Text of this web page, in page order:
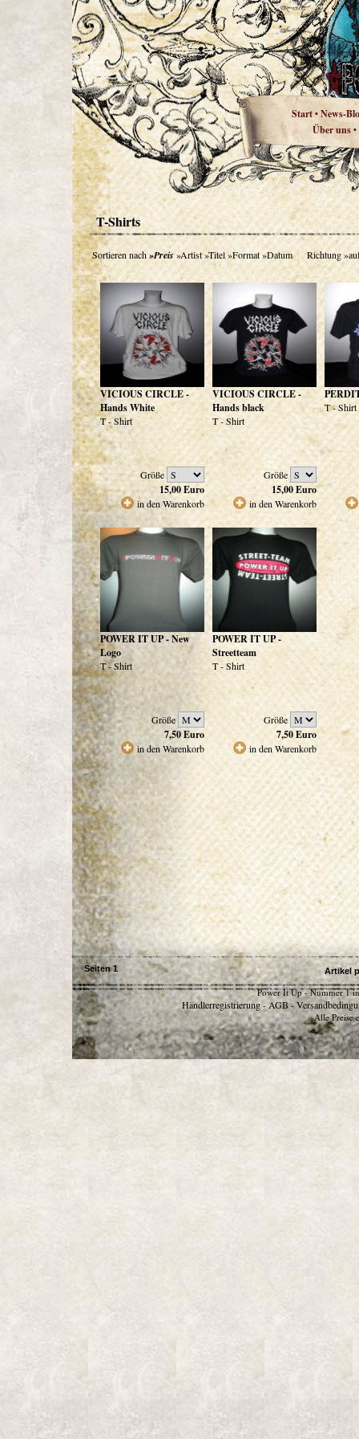
Start•News-
Über uns•
T-Shirts
Sortieren nach»Preis»Artist»Titel»Format»Datum Richtung
VICIOUS CIRCLE -
Hands White
T - Shirt
Größe
15,00Euro
in den Warenkorb
VICIOUS CIRCLE -
Hands black
T - Shirt
Größe
15,00Euro
in den Warenkorb
T - Shirt
POWER IT UP - New
Logo
T - Shirt
Größe
7,50Euro
in den Warenkorb
POWER IT UP -
Streetteam
T - Shirt
Größe
7,50Euro
in den Warenkorb
Seiten 1 Artikel
Power It Up - Nummer 1
Händlerregistrierung - AGB -
Alle Preise